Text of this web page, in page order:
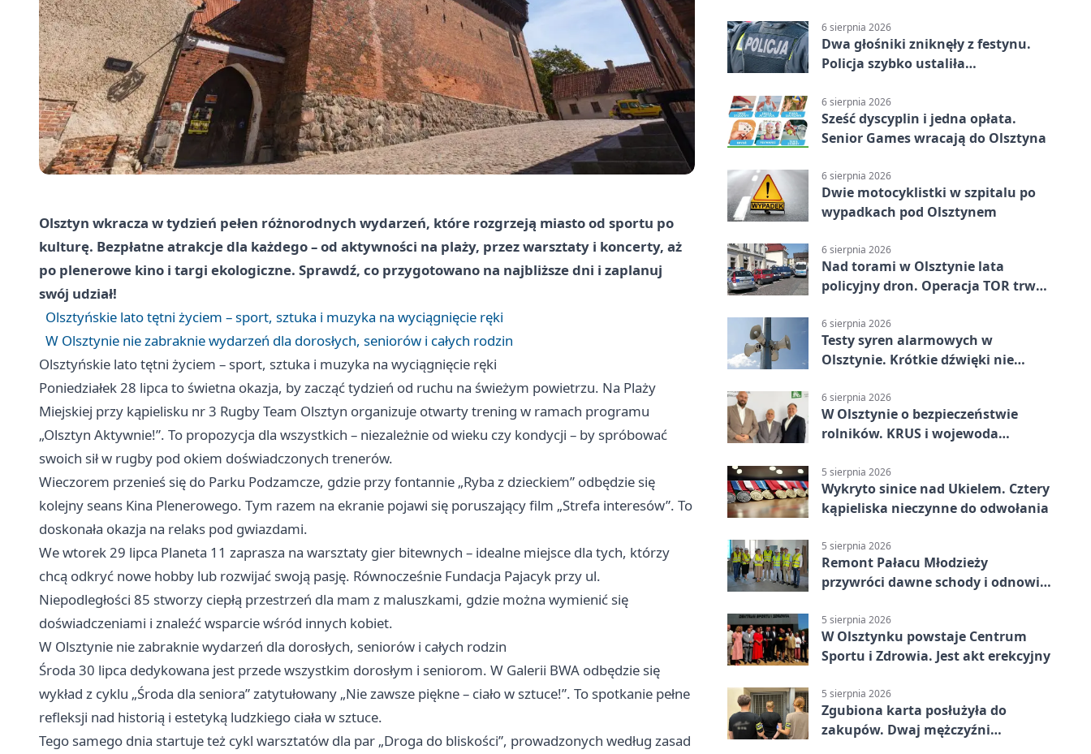
Olsztyn wkracza w tydzień pełen różnorodnych wydarzeń, które rozgrzeją miasto od sportu po
kulturę. Bezpłatne atrakcje dla każdego – od aktywności na plaży, przez warsztaty i koncerty, aż
po plenerowe kino i targi ekologiczne. Sprawdź, co przygotowano na najbliższe dni i zaplanuj
swój udział!
Olsztyńskie lato tętni życiem – sport, sztuka i muzyka na wyciągnięcie ręki
W Olsztynie nie zabraknie wydarzeń dla dorosłych, seniorów i całych rodzin
Olsztyńskie lato tętni życiem – sport, sztuka i muzyka na wyciągnięcie ręki
Poniedziałek 28 lipca to świetna okazja, by zacząć tydzień od ruchu na świeżym powietrzu. Na Plaży
Miejskiej przy kąpielisku nr 3 Rugby Team Olsztyn organizuje otwarty trening w ramach programu
„Olsztyn Aktywnie!”. To propozycja dla wszystkich – niezależnie od wieku czy kondycji – by spróbować
swoich sił w rugby pod okiem doświadczonych trenerów.
Wieczorem przenieś się do Parku Podzamcze, gdzie przy fontannie „Ryba z dzieckiem” odbędzie się
kolejny seans Kina Plenerowego. Tym razem na ekranie pojawi się poruszający film „Strefa interesów”. To
doskonała okazja na relaks pod gwiazdami.
We wtorek 29 lipca Planeta 11 zaprasza na warsztaty gier bitewnych – idealne miejsce dla tych, którzy
chcą odkryć nowe hobby lub rozwijać swoją pasję. Równocześnie Fundacja Pajacyk przy ul.
Niepodległości 85 stworzy ciepłą przestrzeń dla mam z maluszkami, gdzie można wymienić się
doświadczeniami i znaleźć wsparcie wśród innych kobiet.
W Olsztynie nie zabraknie wydarzeń dla dorosłych, seniorów i całych rodzin
Środa 30 lipca dedykowana jest przede wszystkim dorosłym i seniorom. W Galerii BWA odbędzie się
wykład z cyklu „Środa dla seniora” zatytułowany „Nie zawsze piękne – ciało w sztuce!”. To spotkanie pełne
refleksji nad historią i estetyką ludzkiego ciała w sztuce.
Tego samego dnia startuje też cykl warsztatów dla par „Droga do bliskości”, prowadzonych według zasad
6 sierpnia 2026
Dwa głośniki zniknęły z festynu.
Policja szybko ustaliła
6 sierpnia 2026
Sześć dyscyplin i jedna opłata.
Senior Games wracają do Olsztyna
6 sierpnia 2026
Dwie motocyklistki w szpitalu po
wypadkach pod Olsztynem
6 sierpnia 2026
Nad torami w Olsztynie lata
policyjny dron. Operacja TOR trwa
6 sierpnia 2026
Testy syren alarmowych w
Olsztynie. Krótkie dźwięki nie
6 sierpnia 2026
W Olsztynie o bezpieczeństwie
rolników. KRUS i wojewoda
5 sierpnia 2026
Wykryto sinice nad Ukielem. Cztery
kąpieliska nieczynne do odwołania
5 sierpnia 2026
Remont Pałacu Młodzieży
przywróci dawne schody i odnowi
5 sierpnia 2026
W Olsztynku powstaje Centrum
Sportu i Zdrowia. Jest akt erekcyjny
5 sierpnia 2026
Zgubiona karta posłużyła do
zakupów. Dwaj mężczyźni